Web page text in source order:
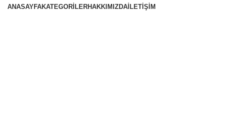
ANASAYFAKATEGORILERHAKKIMIZDA İLETIŞIM